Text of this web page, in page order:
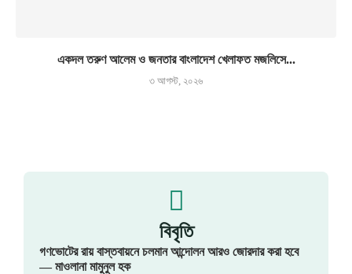
একদল তরুণ আলেম ও জনতার বাংলাদেশ খেলাফত মজলিসে...
৩ আগস্ট, ২০২৬
বিবৃতি
গণভোটের রায় বাস্তবায়নে চলমান আন্দোলন আরও জোরদার করা হবে
— মাওলানা মামুনুল হক